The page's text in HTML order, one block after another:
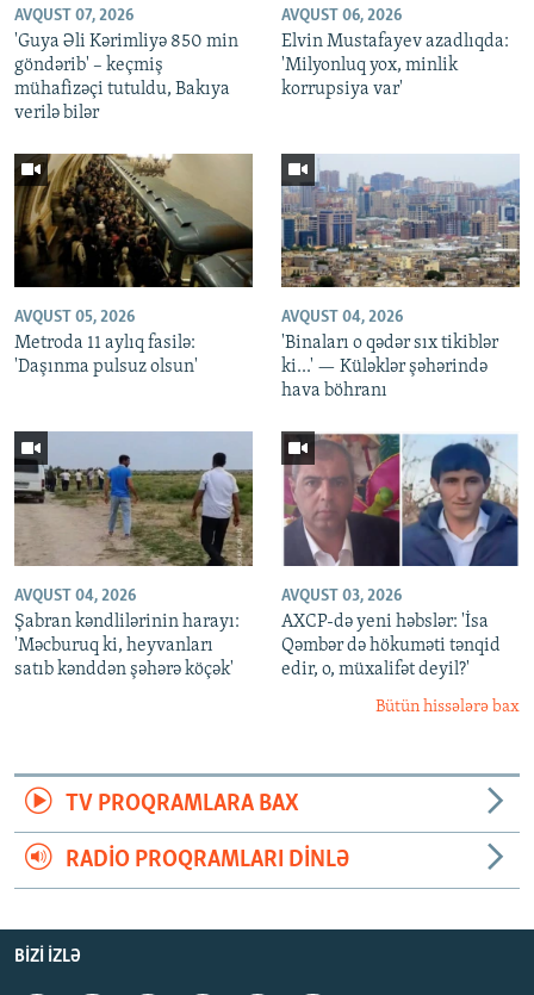
AVQUST 07, 2026
'Guya Əli Kərimliyə 850 min
göndərib' – keçmiş
mühafizəçi tutuldu, Bakıya
verilə bilər
AVQUST 06, 2026
Elvin Mustafayev azadlıqda:
'Milyonluq yox, minlik
korrupsiya var'
AVQUST 05, 2026
Metroda 11 aylıq fasilə:
'Daşınma pulsuz olsun'
AVQUST 04, 2026
'Binaları o qədər sıx tikiblər
ki...' — Küləklər şəhərində
hava böhranı
AVQUST 04, 2026
Şabran kəndlilərinin harayı:
'Məcburuq ki, heyvanları
satıb kənddən şəhərə köçək'
AVQUST 03, 2026
AXCP-də yeni həbslər: 'İsa
Qəmbər də hökuməti tənqid
edir, o, müxalifət deyil?'
Bütün hissələrə bax
TV PROQRAMLARA BAX
RADIO PROQRAMLARI DINLƏ
BIZI IZLƏ